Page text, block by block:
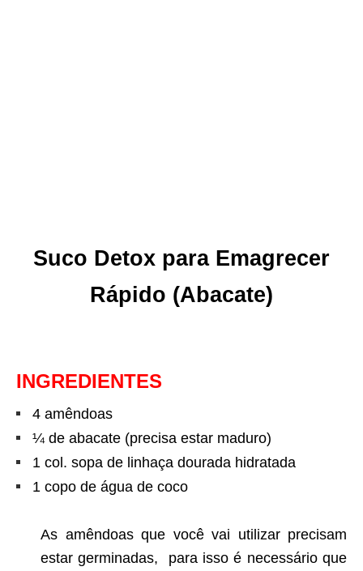
Suco Detox para Emagrecer
Rápido (Abacate)
INGREDIENTES
4 amêndoas
¼ de abacate (precisa estar maduro)
1 col. sopa de linhaça dourada hidratada
1 copo de água de coco
As amêndoas que você vai utilizar precisam
estar germinadas, para isso é necessário que